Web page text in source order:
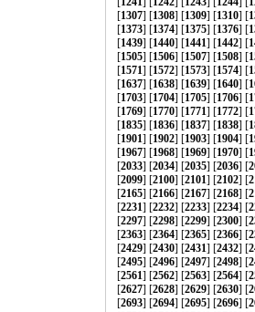
[1307] [1308] [1309] [1310] [
[1373] [1374] [1375] [1376] [
[1439] [1440] [1441] [1442] [
[1505] [1506] [1507] [1508] [
[1571] [1572] [1573] [1574] [
[1637] [1638] [1639] [1640] [
[1703] [1704] [1705] [1706] [
[1769] [1770] [1771] [1772] [
[1835] [1836] [1837] [1838] [
[1901] [1902] [1903] [1904] [
[1967] [1968] [1969] [1970] [
[2033] [2034] [2035] [2036] [
[2099] [2100] [2101] [2102] [
[2165] [2166] [2167] [2168] [
[2231] [2232] [2233] [2234] [
[2297] [2298] [2299] [2300] [
[2363] [2364] [2365] [2366] [
[2429] [2430] [2431] [2432] [
[2495] [2496] [2497] [2498] [
[2561] [2562] [2563] [2564] [
[2627] [2628] [2629] [2630] [
[2693] [2694] [2695] [2696] [